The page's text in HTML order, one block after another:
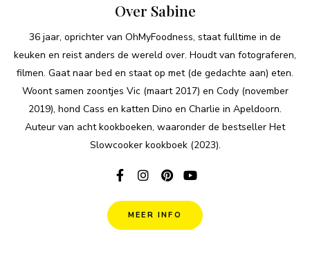
Over Sabine
36 jaar, oprichter van OhMyFoodness, staat fulltime in de
keuken en reist anders de wereld over. Houdt van fotograferen,
filmen. Gaat naar bed en staat op met (de gedachte aan) eten.
Woont samen zoontjes Vic (maart 2017) en Cody (november
2019), hond Cass en katten Dino en Charlie in Apeldoorn.
Auteur van acht kookboeken, waaronder de bestseller Het
Slowcooker kookboek (2023).
MEER INFO